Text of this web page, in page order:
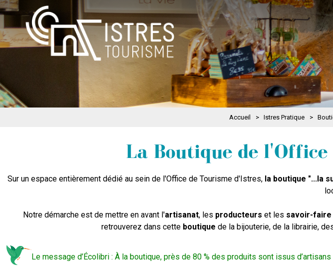
Accueil > Istres Pratique >
La Boutique de
Sur un espace entièrement dédié au sein de l'Office de Tourisme d'Istres, la boutique "...la
Notre démarche est de mettre en avant l'artisanat, les producteurs et les savoir-faire
retrouverez dans cette boutique de la bijouterie, de la librairie,
Le message d’Écolibri : À la boutique, près de 80 % des produits sont issus